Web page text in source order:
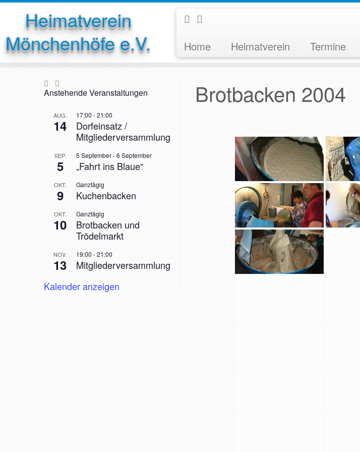
Heimatverein
Mönchenhöfe e.V.
Home
Heimatverein Termine
Anstehende Veranstaltungen
AUG.
14
17:00 -21:00
Dorfeinsatz /
Mitgliederversammlung
SEP.
5
5 September-6 September
„Fahrt ins Blaue“
OKT.
9
Ganztägig
Kuchenbacken
OKT.
10
Ganztägig
Brotbacken und
Trödelmarkt
NOV.
13
19:00 -21:00
Mitgliederversammlung
Kalender anzeigen
Brotbacken 2004